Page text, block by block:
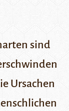
sind
Ursachen